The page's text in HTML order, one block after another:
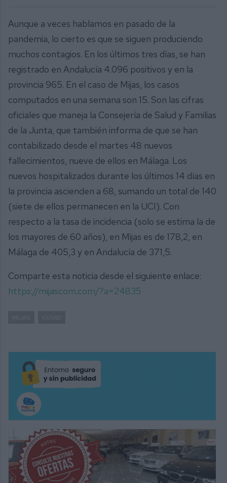
Aunque a veces hablamos en pasado de la
pandemia, lo cierto es que se siguen produciendo
muchos contagios. En los últimos tres días, se han
registrado en Andalucía 4.096 positivos y en la
provincia 965. En el caso de Mijas, los casos
computados en una semana son 15. Son las cifras
oficiales que maneja la Consejería de Salud y Familias
de la Junta, que también informa de que se han
contabilizado desde el martes 48 nuevos
fallecimientos, nueve de ellos en Málaga. Los
nuevos hospitalizados durante los últimos 14 días en
la provincia ascienden a 68, sumando un total de 140
(siete de ellos permanecen en la UCI). Con
respecto a la tasa de incidencia (solo se estima la de
los mayores de 60 años), en Mijas es de 178,2, en
Málaga de 405,3 y en Andalucía de 371,5.
Comparte esta noticia desde el siguiente enlace:
https://mijascom.com/?a=24835